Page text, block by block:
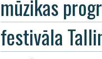
mūzikas
festivāla